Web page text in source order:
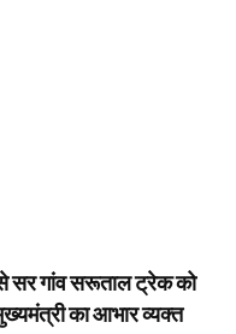
से सर गांव सरूताल ट्रेक को
का आभार व्यक्त